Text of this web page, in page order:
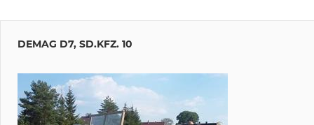
DEMAG D7, SD.KFZ. 10